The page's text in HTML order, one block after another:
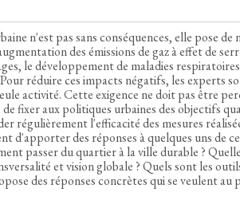
n'est pas sans conséquences, elle pose de
des émissions de gaz à effet de
le développement de maladies
réduire ces impacts négatifs, les experts
activité. Cette exigence ne doit pas être
fixer aux politiques urbaines des objectifs
régulièrement l'efficacité des mesures
d'apporter des réponses à quelques uns de
passer du quartier à la ville durable ?
et vision globale ? Quels sont les
des réponses concrètes qui se veulent au